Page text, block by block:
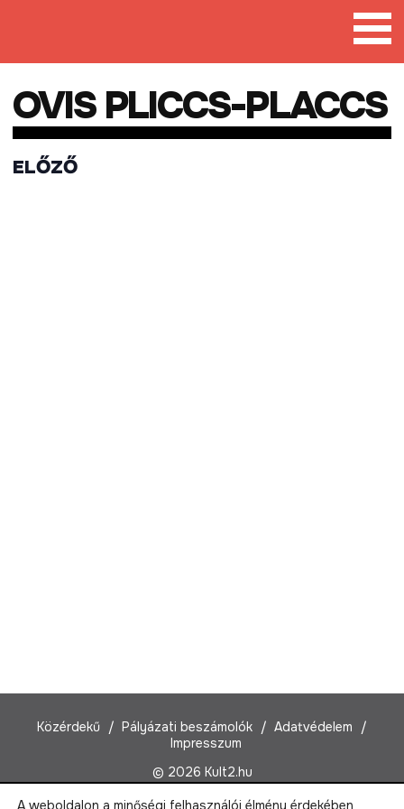
OVIS PLICCS-PLACCS
ELŐZŐ
Közérdekű Pályázati beszámolók
Adatvédelem
Impresszum
© 2026 Kult2.hu
A weboldalon a minőségi felhasználói élmény érdekében